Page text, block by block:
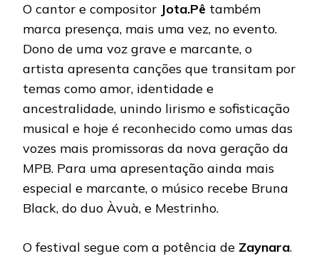
O cantor e compositor Jota.Pê também
marca presença, mais uma vez, no evento.
Dono de uma voz grave e marcante, o
artista apresenta canções que transitam por
temas como amor, identidade e
ancestralidade, unindo lirismo e sofisticação
musical e hoje é reconhecido como umas das
vozes mais promissoras da nova geração da
MPB. Para uma apresentação ainda mais
especial e marcante, o músico recebe Bruna
Black, do duo Àvuà, e Mestrinho.
O festival segue com a potência de Zaynara.